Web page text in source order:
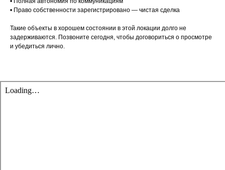
• Право собственности зарегистрировано — чистая сделка
Такие объекты в хорошем состоянии в этой локации долго не
задерживаются. Позвоните сегодня, чтобы договориться о просмотре
и убедиться лично.​​​​​​​​​​​​​​​​